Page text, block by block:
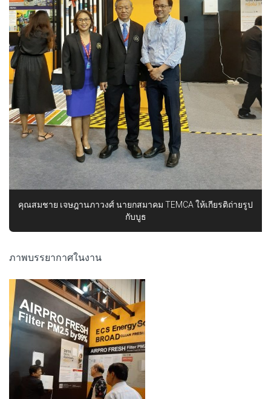
คุณสมชาย เจษฎานภาวงศ์ นายกสมาคม TEMCA ให้เกียรติถ่ายรูป
กับบูธ
ภาพบรรยากาศในงาน